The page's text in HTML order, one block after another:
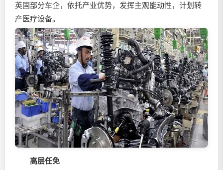
英国部分车企，依托产业优势，发挥主观能动性，计划转
产医疗设备。
高层任免